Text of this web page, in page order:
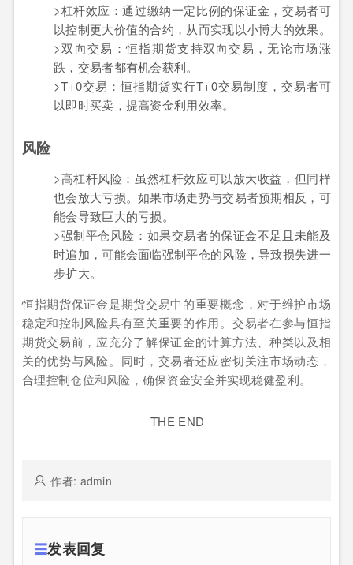
>杠杆效应：通过缴纳一定比例的保证金，交易者可
以控制更大价值的合约，从而实现以小博大的效果。
>双向交易：恒指期货支持双向交易，无论市场涨
跌，交易者都有机会获利。
>T+0交易：恒指期货实行T+0交易制度，交易者可
以即时买卖，提高资金利用效率。
风险
>高杠杆风险：虽然杠杆效应可以放大收益，但同样
也会放大亏损。如果市场走势与交易者预期相反，可
能会导致巨大的亏损。
>强制平仓风险：如果交易者的保证金不足且未能及
时追加，可能会面临强制平仓的风险，导致损失进一
步扩大。
恒指期货保证金是期货交易中的重要概念，对于维护市场
稳定和控制风险具有至关重要的作用。交易者在参与恒指
期货交易前，应充分了解保证金的计算方法、种类以及相
关的优势与风险。同时，交易者还应密切关注市场动态，
合理控制仓位和风险，确保资金安全并实现稳健盈利。
THE END
作者: admin
发表回复